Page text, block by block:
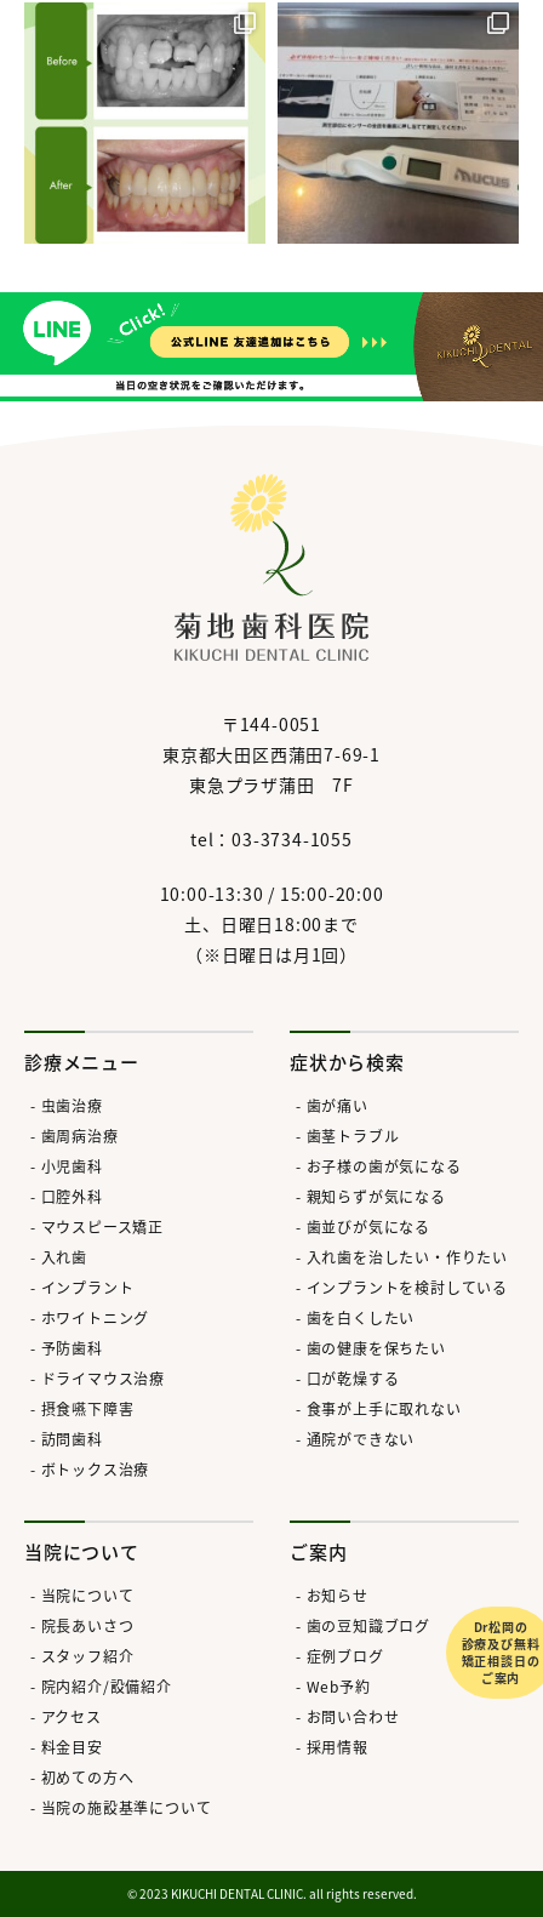
〒144-0051
東京都大田区西蒲田7-69-1
東急プラザ蒲田 7F
tel：03-3734-1055
10:00-13:30 / 15:00-20:00
土、日曜日18:00まで
（※日曜日は月1回）
診療メニュー
虫歯治療
歯周病治療
小児歯科
口腔外科
マウスピース矯正
入れ歯
インプラント
ホワイトニング
予防歯科
ドライマウス治療
摂食嚥下障害
訪問歯科
ボトックス治療
症状から検索
歯が痛い
歯茎トラブル
お子様の歯が気になる
親知らずが気になる
歯並びが気になる
入れ歯を治したい・作りたい
インプラントを検討している
歯を白くしたい
歯の健康を保ちたい
口が乾燥する
食事が上手に取れない
通院ができない
当院について
当院について
院長あいさつ
スタッフ紹介
院内紹介/設備紹介
アクセス
料金目安
初めての方へ
当院の施設基準について
ご案内
お知らせ
歯の豆知識ブログ
症例ブログ
Web予約
お問い合わせ
採用情報
© 2023 KIKUCHI DENTAL CLINIC. all rights reserved.
Dr松岡の
診療及び無料
矯正相談日の
ご案内